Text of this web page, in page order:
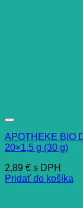
APOTHEKE BIO
20×1,5 g (30 g)
2,89 € s DPH
Pridať do košíka